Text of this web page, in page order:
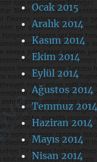
Ocak 2015
Aralık 2014
Kasım 2014
Ekim 2014
Eylül 2014
Ağustos 2014
Temmuz 2014
Haziran 2014
Mayıs 2014
Nisan 2014